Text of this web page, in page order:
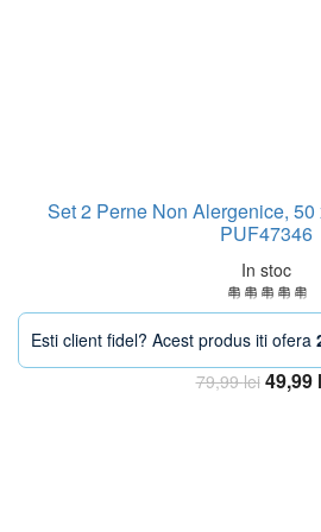
Set 2 Perne Non Alergenice,
PUF47346
In stoc
Esti client fidel? Acest produs iti ofera
79,99lei Prețul
49,99